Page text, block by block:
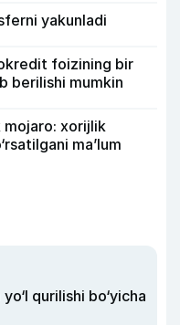
yakunladi
foizining bir
berilishi mumkin
xorijlik
ma’lum
qurilishi bo‘yicha